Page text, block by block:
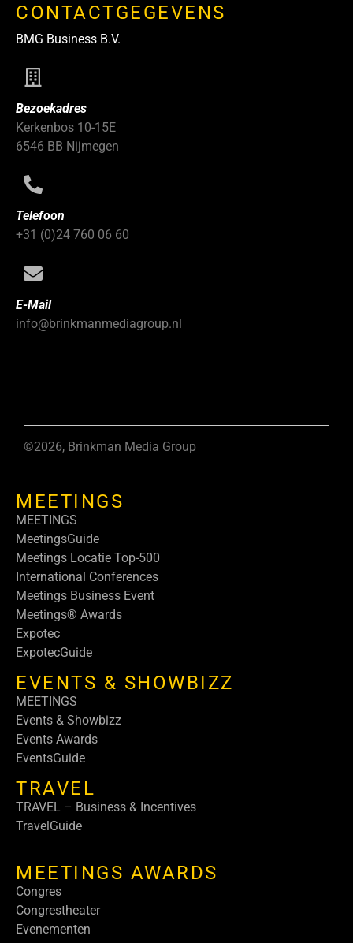
CONTACTGEGEVENS
BMG Business B.V.
Bezoekadres
Kerkenbos 10-15E
6546 BB Nijmegen
Telefoon
+31 (0)24 760 06 60
E-Mail
info@brinkmanmediagroup.nl
©2026, Brinkman Media Group
MEETINGS
MEETINGS
MeetingsGuide
Meetings Locatie Top-500
International Conferences
Meetings Business Event
Meetings® Awards
Expotec
ExpotecGuide
EVENTS & SHOWBIZZ
MEETINGS
Events & Showbizz
Events Awards
EventsGuide
TRAVEL
TRAVEL – Business & Incentives
TravelGuide
MEETINGS AWARDS
Congres
Congrestheater
Evenementen